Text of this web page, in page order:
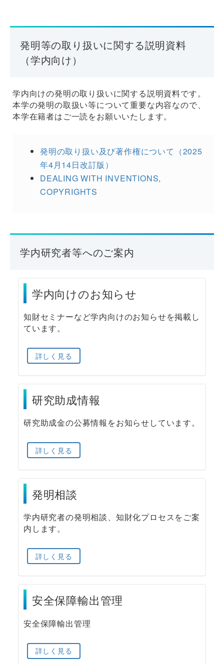
発明等の取り扱いに関する説明資料
（学内向け）
学内向けの発明の取り扱いに関する説明資料です。
本学の発明の取扱い等について重要な内容なので、
本学在籍者はご一読をお願いいたします。
発明の取り扱い及び著作権について（2025
年4月14日改訂版）
DEALING WITH INVENTIONS,
COPYRIGHTS
学内研究者等へのご案内
学内向けのお知らせ
知財セミナーなど学内向けのお知らせを掲載し
ています。
詳しく見る
研究助成情報
研究助成金の公募情報をお知らせしています。
詳しく見る
発明相談
学内研究者の発明相談、知財化プロセスをご案
内します。
詳しく見る
安全保障輸出管理
安全保障輸出管理
詳しく見る